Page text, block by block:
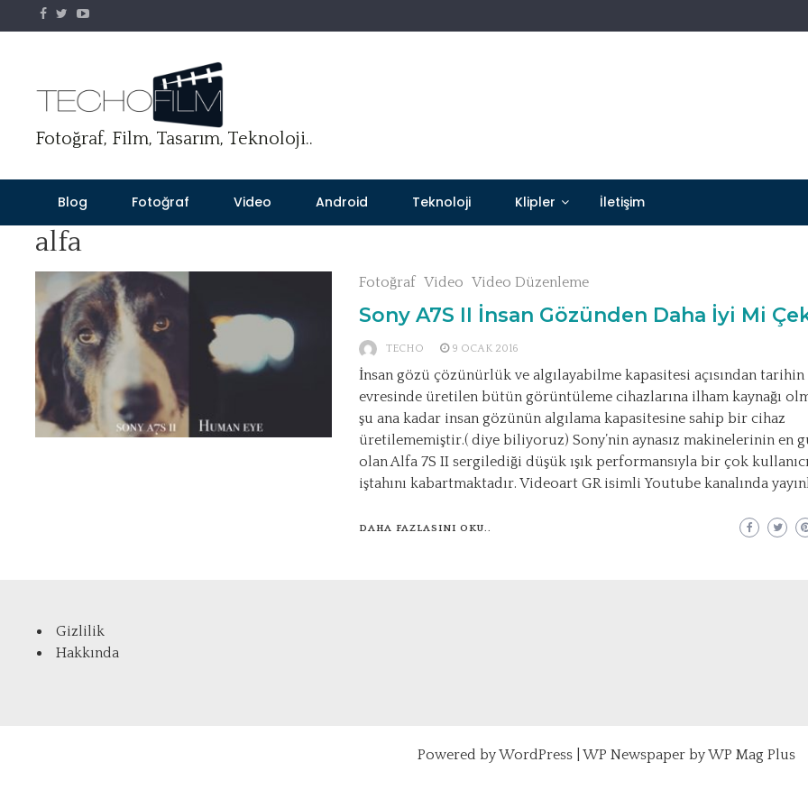
to
Fotoğraf, Film, Tasarım, Teknoloji..
Blog Fotoğraf Video Android Teknoloji Klipler İletişim
alfa
Fotoğraf Video Video Düzenleme
Sony A7S II İnsan Gözünden Daha İyi Mi
TECHO 9 OCAK 2016
İnsan gözü çözünürlük ve algılayabilme kapasitesi açısından tarihin
evresinde üretilen bütün görüntüleme cihazlarına ilham kaynağı
şu ana kadar insan gözünün algılama kapasitesine sahip bir cihaz
üretilememiştir.( diye biliyoruz) Sony’nin aynasız makinelerinin en
olan Alfa 7S II sergilediği düşük ışık performansıyla bir çok
iştahını kabartmaktadır. Videoart GR isimli Youtube kanalında
DAHA FAZLASINI OKU..
Gizlilik
Hakkında
Powered byWordPress| WP Newspaper by WP Mag Plus